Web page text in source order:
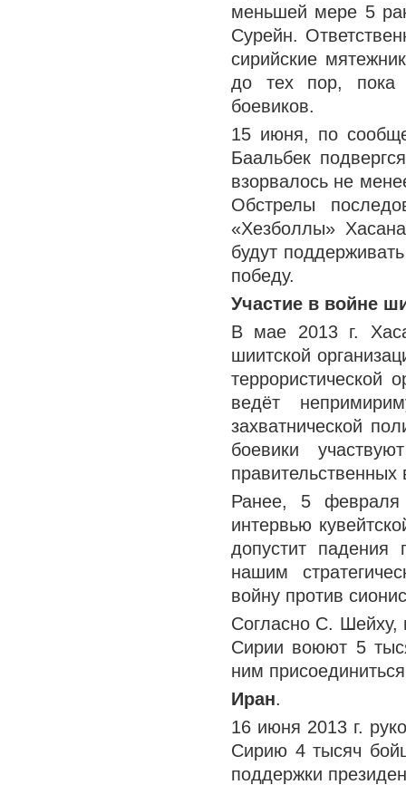
меньшей мере 5
Сурейн.
сирийские
до тех пор, пока
боевиков.
15 июня, по
Баальбек
взорвалось не
Обстрелы
«Хезболлы»
будут
победу.
Участие в войне
В мае 2013 г.
шиитской
террористической
ведёт
захватнической
боевики
правительственных
Ранее, 5 февраля
интервью
допустит падения
нашим
войну против
Согласно С. Шейху,
Сирии воюют 5
ним
Иран.
16 июня 2013 г.
Сирию 4 тысяч
поддержки